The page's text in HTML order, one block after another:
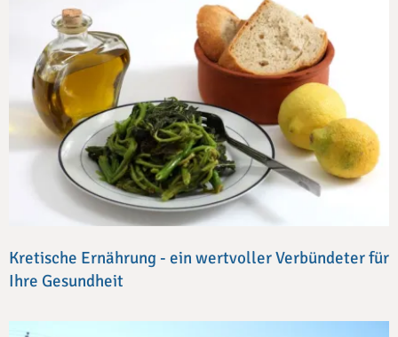
Kretische Ernährung - ein wertvoller Verbündeter für
Ihre Gesundheit